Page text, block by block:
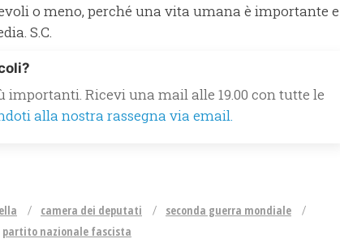
o meno, perché una vita umana è importante e
S.C.
importanti. Ricevi una mail alle 19.00 con tutte le
alla nostra rassegna via email.
camera dei deputati
seconda guerra mondiale
partito nazionale fascista